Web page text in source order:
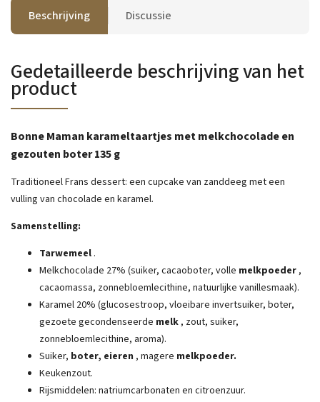
Beschrijving Discussie
Gedetailleerde beschrijving van het
product
Bonne Maman karameltaartjes met melkchocolade en
gezouten boter 135 g
Traditioneel Frans dessert: een cupcake van zanddeeg met een
vulling van chocolade en karamel.
Samenstelling:
Tarwemeel .
Melkchocolade 27% (suiker, cacaoboter, volle melkpoeder ,
cacaomassa, zonnebloemlecithine, natuurlijke vanillesmaak).
Karamel 20% (glucosestroop, vloeibare invertsuiker, boter,
gezoete gecondenseerde melk , zout, suiker,
zonnebloemlecithine, aroma).
Suiker, boter, eieren , magere melkpoeder.
Keukenzout.
Rijsmiddelen: natriumcarbonaten en citroenzuur.